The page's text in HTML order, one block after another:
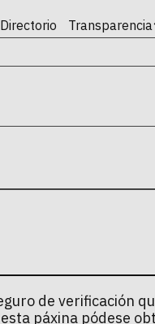
Directorio Transparencia
de verificación
páxina pódese